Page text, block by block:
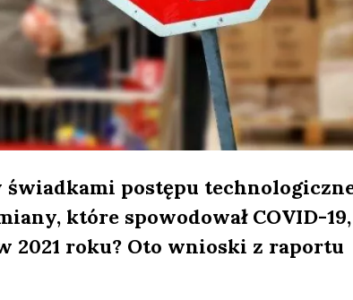
postępu
które spowodował COVID-19,
2021 roku? Oto wnioski z raportu